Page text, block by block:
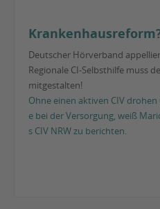
Deutscher Hörverband
Regionale CI-Selbsthilfe muss
mitgestalten!
Ohne einen aktiven CIV
e bei der Versorgung, weiß
s CIV NRW zu berichten.